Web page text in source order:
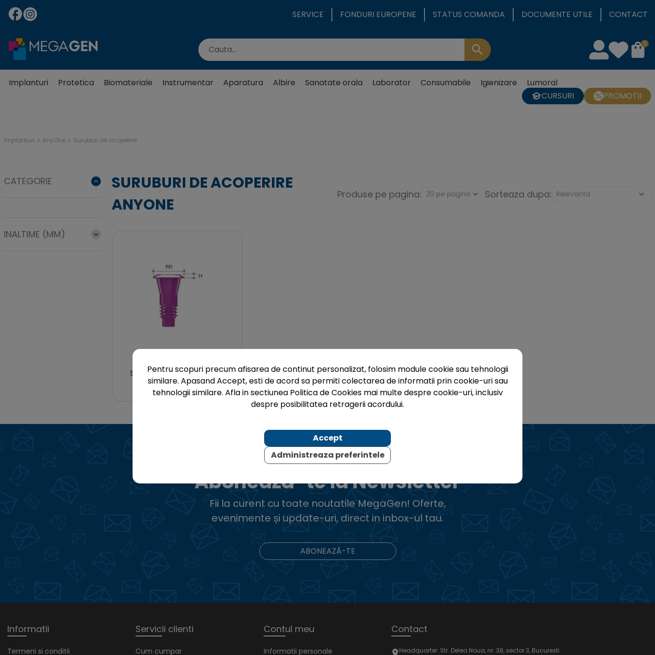
SERVICE FONDURI EUROPENE STATUS COMANDA DOCUMENTE UTILE CONTACT
0
Implanturi Protetica Biomateriale Instrumentar Aparatura Albire Sanatate orala Laborator Consumabile Igienizare
Lumoral
CURSURI
PROMOTII
Implanturi AnyOne Suruburi de acoperire
CATEGORIE
INALTIME (MM)
SURUBURI DE ACOPERIRE
ANYONE
Produse pe pagina: Sorteaza dupa:
Surub acoperire AnyOne
Aboneaza-te la Newsletter
Fii la curent cu toate noutatile MegaGen! Oferte,
evenimente și update-uri, direct in inbox-ul tau.
ABONEAZĂ-TE
Informatii
Termeni si conditii
Servicii clienti
Cum cumpar
Contul meu
Informatii personale
Contact
Headquarter: Str. Delea Noua, nr. 38, sector 3, Bucuresti
Pentru scopuri precum afisarea de continut personalizat, folosim module cookie sau tehnologii
similare. Apasand Accept, esti de acord sa permiti colectarea de informatii prin cookie-uri sau
tehnologii similare. Afla in sectiunea Politica de Cookies mai multe despre cookie-uri, inclusiv
despre posibilitatea retragerii acordului.
Accept
Administreaza preferintele